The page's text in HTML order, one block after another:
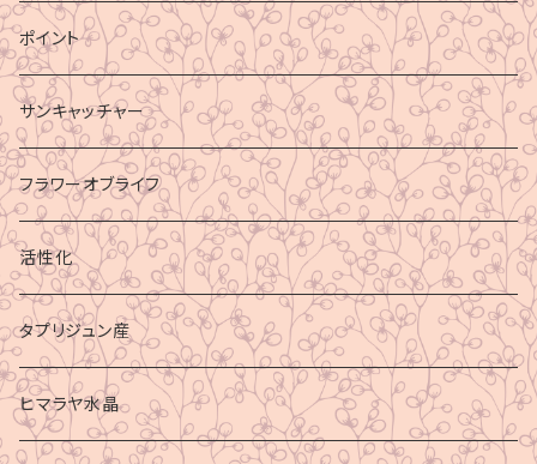
ポイント
サンキャッチャー
フラワーオブライフ
活性化
タプリジュン産
ヒマラヤ水晶